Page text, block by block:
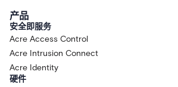
产品
安全即服务
Acre Access Control
Acre Intrusion Connect
Acre Identity
硬件